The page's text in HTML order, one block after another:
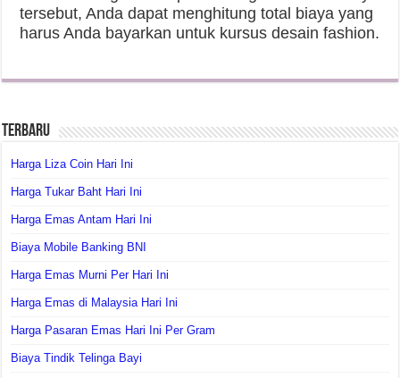
tersebut, Anda dapat menghitung total biaya yang
harus Anda bayarkan untuk kursus desain fashion.
Terbaru
Harga Liza Coin Hari Ini
Harga Tukar Baht Hari Ini
Harga Emas Antam Hari Ini
Biaya Mobile Banking BNI
Harga Emas Murni Per Hari Ini
Harga Emas di Malaysia Hari Ini
Harga Pasaran Emas Hari Ini Per Gram
Biaya Tindik Telinga Bayi